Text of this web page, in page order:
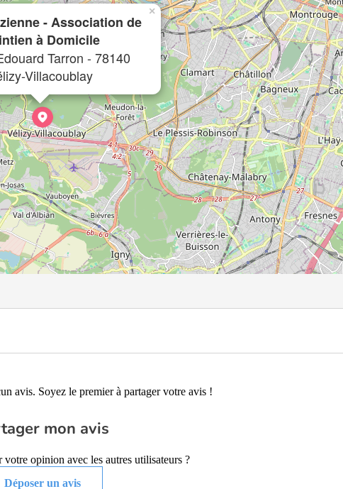
- Association de
à Domicile
Tarron - 78140
Villacoublay
×
avis. Soyez le premier à partager votre avis !
mon avis
votre opinion avec les autres utilisateurs ?
Déposer un avis